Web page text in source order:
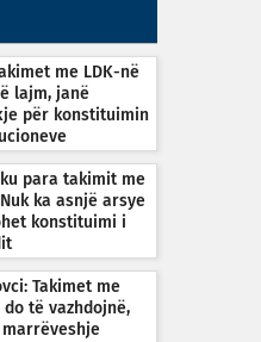
me LDK-në
lajm, janë
për konstituimin
para takimit me
ka asnjë arsye
konstituimi i
Takimet me
do të vazhdojnë,